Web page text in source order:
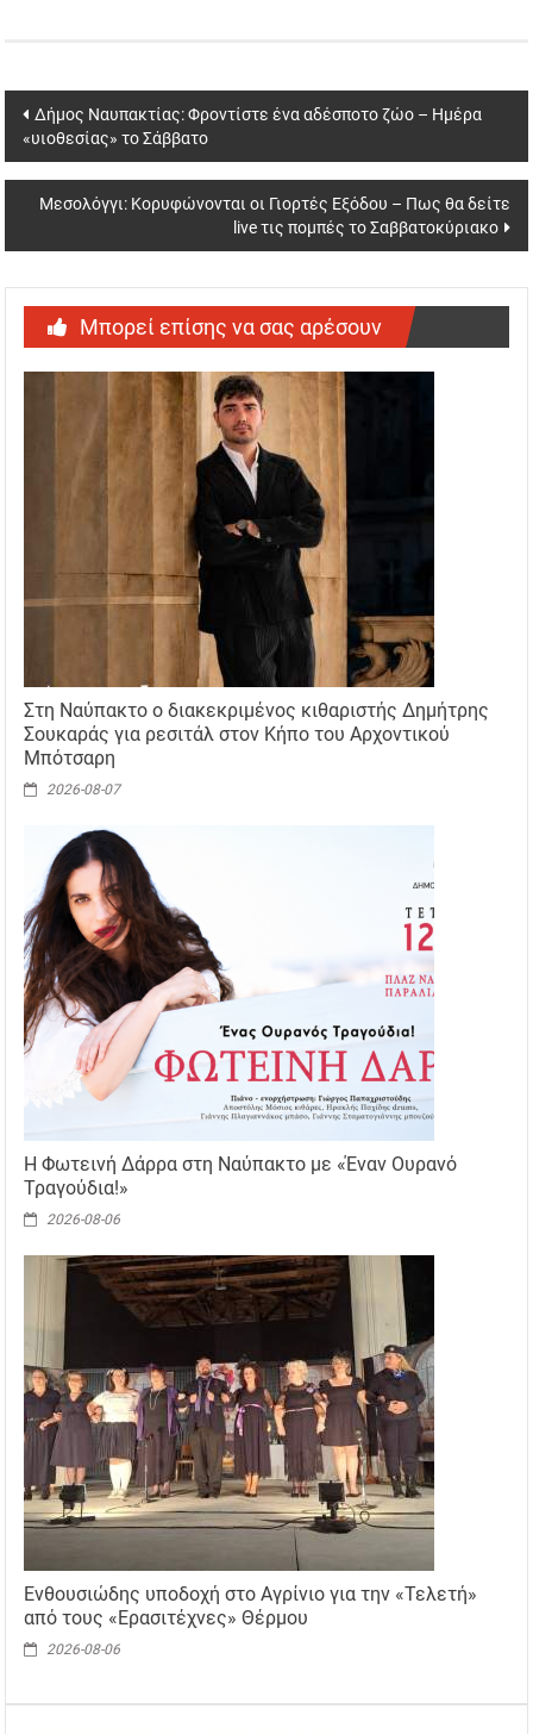
Post
navigation
Δήμος Ναυπακτίας: Φροντίστε ένα αδέσποτο ζώο – Ημέρα
«υιοθεσίας» το Σάββατο
Μεσολόγγι: Κορυφώνονται οι Γιορτές Εξόδου – Πως θα δείτε
live τις πομπές το Σαββατοκύριακο
Μπορεί επίσης να σας αρέσουν
Στη Ναύπακτο ο διακεκριμένος κιθαριστής Δημήτρης
Σουκαράς για ρεσιτάλ στον Κήπο του Αρχοντικού
Μπότσαρη
2026-08-07
Η Φωτεινή Δάρρα στη Ναύπακτο με «Έναν Ουρανό
Τραγούδια!»
2026-08-06
Ενθουσιώδης υποδοχή στο Αγρίνιο για την «Τελετή»
από τους «Ερασιτέχνες» Θέρμου
2026-08-06